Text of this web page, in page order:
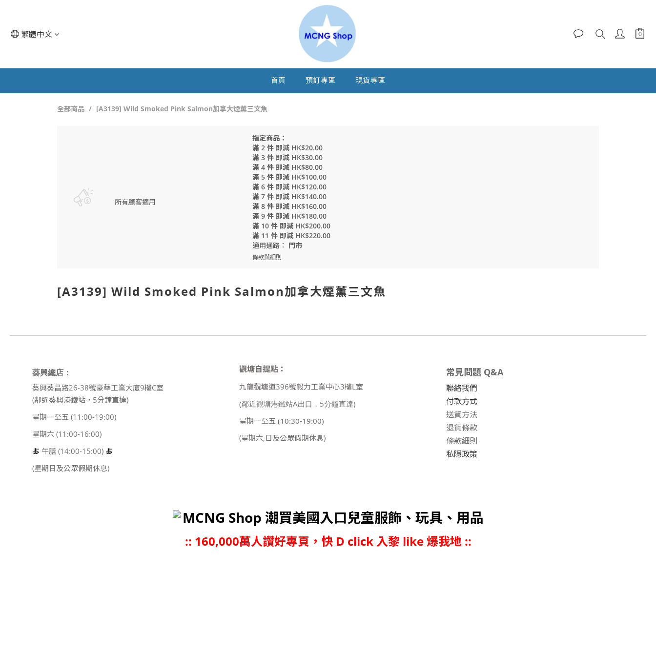
繁體中文
首頁 預訂專區 現貨專區
全部商品 [A3139] Wild Smoked Pink Salmon加拿大煙薰三文魚
所有顧客適用
指定商品：
滿 2 件 即減 HK$20.00
滿 3 件 即減 HK$30.00
滿 4 件 即減 HK$80.00
滿 5 件 即減 HK$100.00
滿 6 件 即減 HK$120.00
滿 7 件 即減 HK$140.00
滿 8 件 即減 HK$160.00
滿 9 件 即減 HK$180.00
滿 10 件 即減 HK$200.00
滿 11 件 即減 HK$220.00
適用通路： 門市
條款與細則
[A3139] Wild Smoked Pink Salmon加拿大煙薰三文魚
葵興總店：
葵興葵昌路26-38號豪華工業大廈9樓C室
(鄰近葵興港鐵站，5分鐘直達)
星期一至五 (11:00-19:00)
星期六 (11:00-16:00)
🍝 午膳 (14:00-15:00) 🍝
(星期日及公眾假期休息)
觀塘自提點：
九龍觀塘道396號毅力工業中心3樓L室
(鄰近觀塘港鐵站A出口，5分鐘直達)
星期一至五 (10:30-19:00)
(星期六,日及公眾假期休息)
常見問題 Q&A
聯絡我們
付款方式
送貨方法
退貨條款
條款細則
私隱政策
MCNG Shop 潮買美國入口兒童服飾、玩具、用品
:: 160,000萬人讚好專頁，快 D click 入黎 like 爆我地 ::